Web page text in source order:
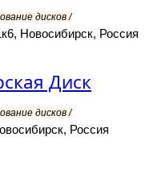
дисков /
Новосибирск, Россия
Диск
дисков /
Россия